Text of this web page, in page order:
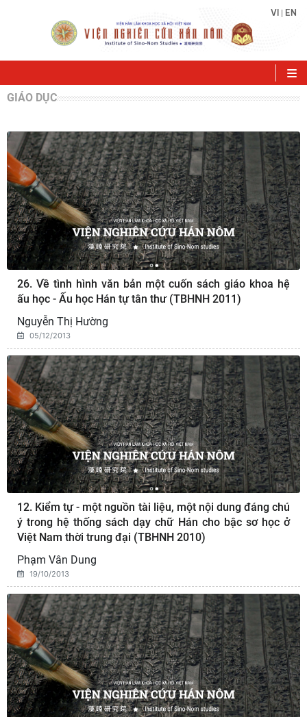
VI EN
GIÁO DỤC
26. Về tình hình văn bản một cuốn sách giáo khoa hệ
ấu học - Ấu học Hán tự tân thư (TBHNH 2011)
Nguyễn Thị Hường
05/12/2013
12. Kiểm tự - một nguồn tài liệu, một nội dung đáng chú
ý trong hệ thống sách dạy chữ Hán cho bậc sơ học ở
Việt Nam thời trung đại (TBHNH 2010)
Phạm Vân Dung
19/10/2013